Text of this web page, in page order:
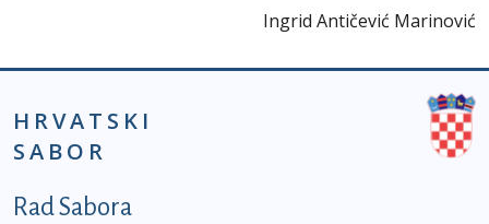
Ingrid Antičević Marinović
HRVATSKI
SABOR
Podnožje prvi izbornik
Rad Sabora